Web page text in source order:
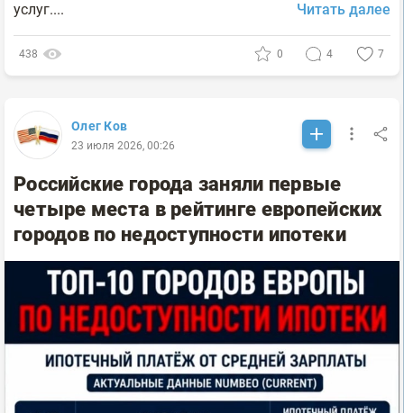
услуг....
Читать далее
438 0 4 7
Олег Ков
23 июля 2026, 00:26
Российские города заняли первые
четыре места в рейтинге европейских
городов по недоступности ипотеки